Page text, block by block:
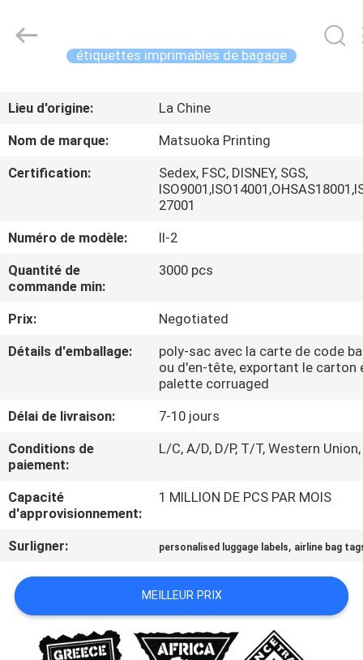
PRODUITS
DE
NOUS
VISITE
D'USINE
CONTRÔLE
QUALITÉ
CONTACTEZ-
NOUS
DEMANDEZ
UNE
CITATION
printing
co.,LTD.
étiquettes imprimables de bagage
Lieu d'origine:
La Chine
Nom de marque:
Matsuoka Printing
Certification:
Sedex, FSC, DISNEY, SGS,
27001
Numéro de modèle:
ll-2
Quantité de
commande min:
3000 pcs
Prix:
Negotiated
Détails d'emballage:
poly-sac avec la carte de code
ou d'en-tête, exportant le carton
palette corruaged
Délai de livraison:
7-10 jours
Conditions de
paiement:
L/C, A/D, D/P, T/T, Western Union,
Capacité
d'approvisionnement:
1 MILLION DE PCS PAR MOIS
Surligner: personalised luggage labels, airline bag
MEILLEUR PRIX